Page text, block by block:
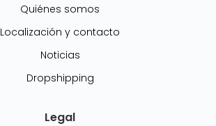
Quiénes somos
Localización y contacto
Noticias
Dropshipping
Legal